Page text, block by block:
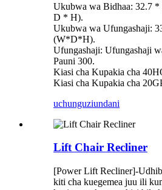
Ukubwa wa Bidhaa: 32.7
D * H).
Ukubwa wa Ufungashaji:
(W*D*H).
Ufungashaji: Ufungashaji
Pauni 300.
Kiasi cha Kupakia cha
Kiasi cha Kupakia cha
uchunguziundani
Lift Chair Recliner
[Power Lift Recliner]-
kiti cha kuegemea juu ili